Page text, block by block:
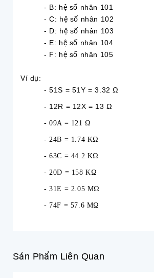
- B: hệ số nhân 101
- C: hệ số nhân 102
- D: hệ số nhân 103
- E: hệ số nhân 104
- F: hệ số nhân 105
Ví dụ:
- 51S = 51Y = 3.32 Ω
- 12R = 12X = 13 Ω
- 09A = 121 Ω
- 24B = 1.74 KΩ
- 63C = 44.2 KΩ
- 20D = 158 KΩ
- 31E = 2.05 MΩ
- 74F = 57.6 MΩ
Sản Phẩm Liên Quan